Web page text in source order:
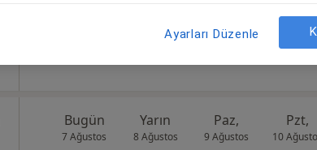
Bugün
7 Ağustos
Yarın
8 Ağustos
Paz,
9 Ağustos
Pzt,
10
Ayarları Düzenle